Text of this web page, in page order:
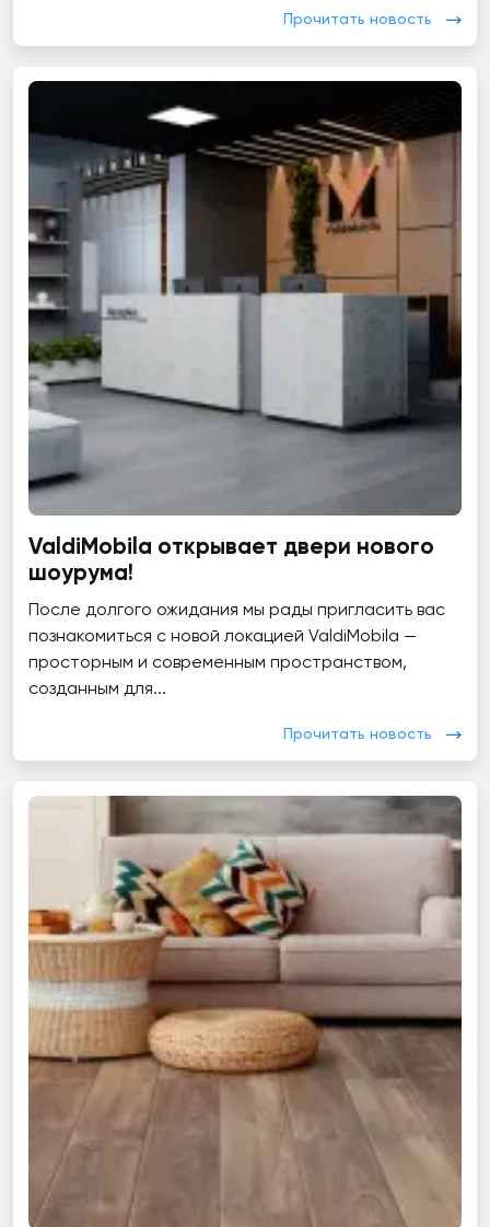
Прочитать новость
ValdiMobila открывает двери нового
шоурума!
После долгого ожидания мы рады пригласить вас
познакомиться с новой локацией ValdiMobila —
просторным и современным пространством,
созданным для...
Прочитать новость